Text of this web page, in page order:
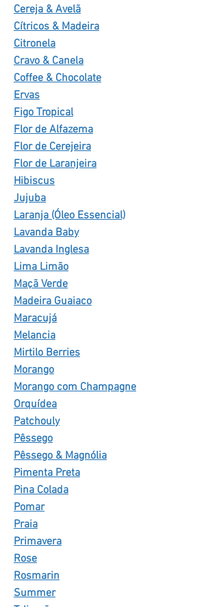
Cereja & Avelã
Cítricos & Madeira
Citronela
Cravo & Canela
Coffee & Chocolate
Ervas
Figo Tropical
Flor de Alfazema
Flor de Cerejeira
Flor de Laranjeira
Hibiscus
Jujuba
Laranja (Óleo Essencial)
Lavanda Baby
Lavanda Inglesa
Lima Limão
Maçã Verde
Madeira Guaiaco
Maracujá
Melancia
Mirtilo Berries
Morango
Morango com Champagne
Orquídea
Patchouly
Pêssego
Pêssego & Magnólia
Pimenta Preta
Pina Colada
Pomar
Praia
Primavera
Rose
Rosmarin
Summer